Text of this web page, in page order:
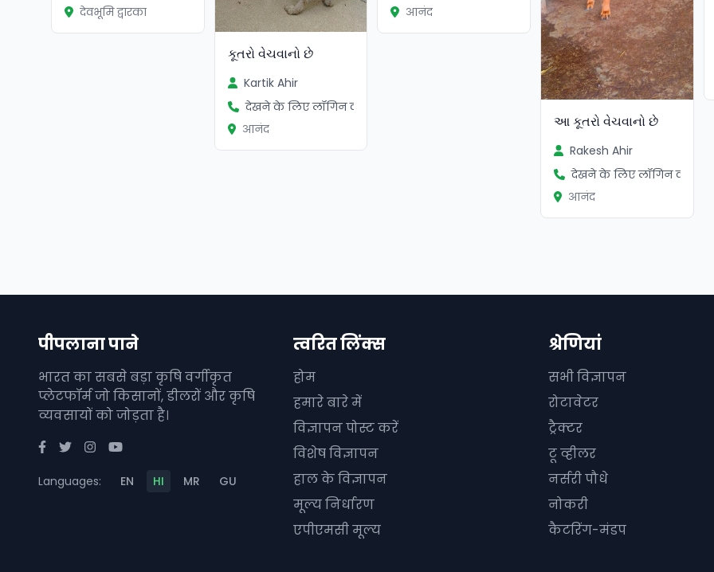
देवभूमि द्वारका
કૂતરો વેચવાનો છે
Kartik Ahir
देखने के लिए लॉगिन करें
आनंद
आनंद
આ કૂતરો વેચવાનો છે
Rakesh Ahir
देखने के लिए लॉगिन करें
आनंद
पीपलाना पाने
भारत का सबसे बड़ा कृषि वर्गीकृत
प्लेटफॉर्म जो किसानों, डीलरों और कृषि
व्यवसायों को जोड़ता है।
Languages: EN HI MR GU
त्वरित लिंक्स
होम
हमारे बारे में
विज्ञापन पोस्ट करें
विशेष विज्ञापन
हाल के विज्ञापन
मूल्य निर्धारण
एपीएमसी मूल्य
श्रेणियां
सभी विज्ञापन
रोटावेटर
ट्रैक्टर
टू व्हीलर
नर्सरी पौधे
नोकरी
कैटरिंग-मंडप